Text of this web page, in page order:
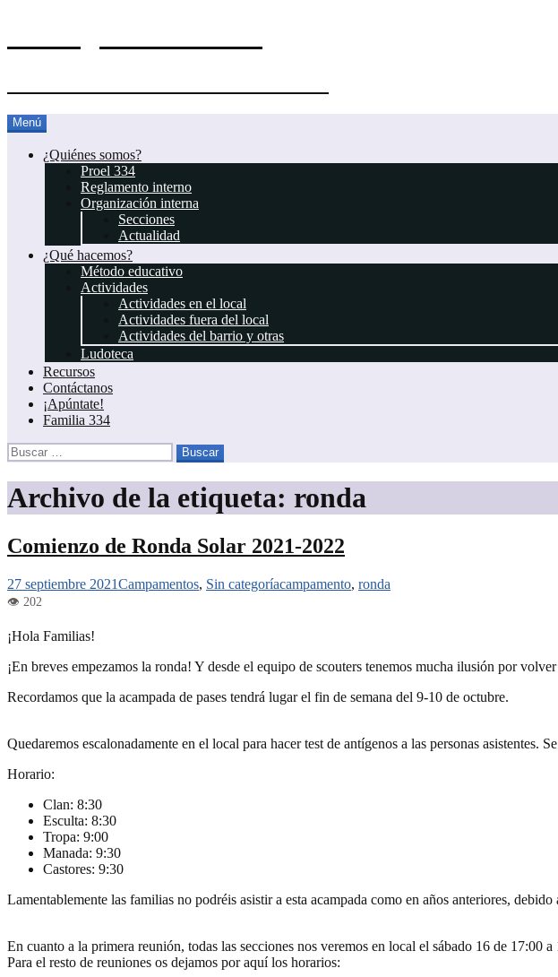
Menú
al
contenido
¿Quiénes somos?
Proel 334
Reglamento interno
Organización interna
Secciones
Actualidad
¿Qué hacemos?
Método educativo
Actividades
Actividades en el local
Actividades fuera del local
Actividades del barrio y otras
Ludoteca
Recursos
Contáctanos
¡Apúntate!
Familia 334
Buscar:
Archivo de la etiqueta: ronda
Comienzo de Ronda Solar 2021-2022
27 septiembre 2021Campamentos, Sin categoríacampamento, ronda
¡Hola Familias!
¡En breves empezamos la ronda! Y desde el equipo de scouters tenemos mucha ilusión por
Recordamos que la acampada de pases tendrá lugar el fin de semana del 9-10 de octubre.
Quedaremos escalonadamente en el local para hacer test de antígenos a las personas
Horario:
Clan: 8:30
Esculta: 8:30
Tropa: 9:00
Manada: 9:30
Castores: 9:30
Lamentablemente las familias no podréis asistir a esta acampada como en años anteriores,
En cuanto a la primera reunión, todas las secciones nos veremos en local el sábado 16 de 17:00
Para el resto de reuniones os dejamos por aquí los horarios: